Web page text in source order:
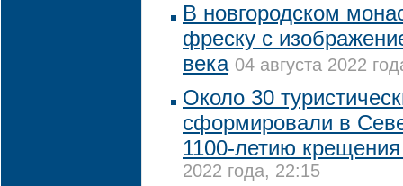
В новгородском
фреску с
века 04 августа 2022
Около 30
сформировали в
1100-летию
2022 года, 22:15